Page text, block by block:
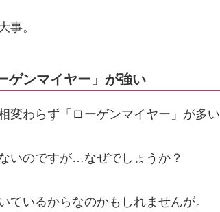
事。
ゲンマイヤー」が強い
変わらず「ローゲンマイヤー」が多い
いのですが…なぜでしょうか？
ているからなのかもしれませんが。